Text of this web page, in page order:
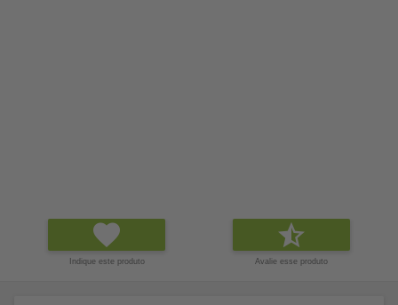
Indique este produto Avalie esse produto